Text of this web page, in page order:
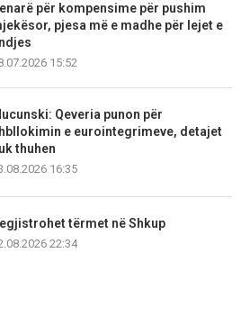
për kompensime për pushim
pjesa më e madhe për lejet e
15:52
Qeveria punon për
e eurointegrimeve, detajet
thuhen
16:35
tërmet në Shkup
22:34